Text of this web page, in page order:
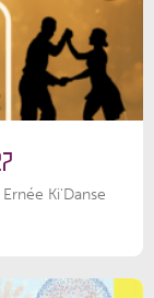
Ki'Danse